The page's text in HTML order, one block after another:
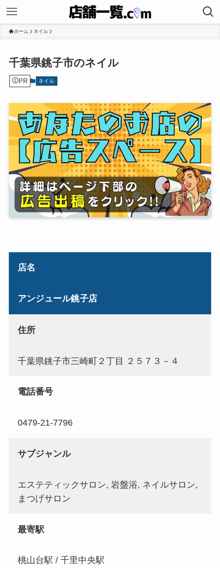
ホーム ネイル
千葉県銚子市のネイル
PR ネイル
店名
アンジュール銚子店
住所
千葉県銚子市三崎町２丁目 ２５７３－４
電話番号
0479-21-7796
サブジャンル
エステティックサロン, 岩盤浴, ネイルサロン,
まつげサロン
最寄駅
桃山台駅 / 千里中央駅